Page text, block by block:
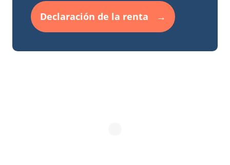
Declaración de la renta